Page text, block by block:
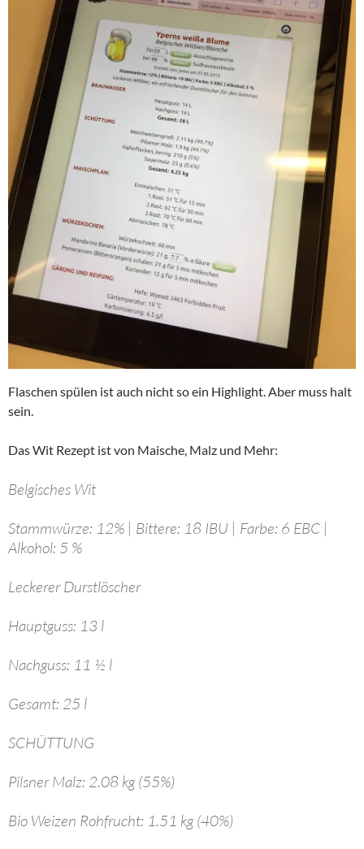
Flaschen spülen ist auch nicht so ein Highlight. Aber muss halt
sein.
Das Wit Rezept ist von Maische, Malz und Mehr:
Belgisches Wit
Stammwürze: 12% | Bittere: 18 IBU | Farbe: 6 EBC |
Alkohol: 5 %
Leckerer Durstlöscher
Hauptguss: 13 l
Nachguss: 11 ½ l
Gesamt: 25 l
SCHÜTTUNG
Pilsner Malz: 2.08 kg (55%)
Bio Weizen Rohfrucht: 1.51 kg (40%)